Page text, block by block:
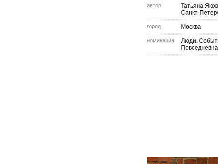
автор
Татьяна
Санкт-
город Москва
номинация
Люди.